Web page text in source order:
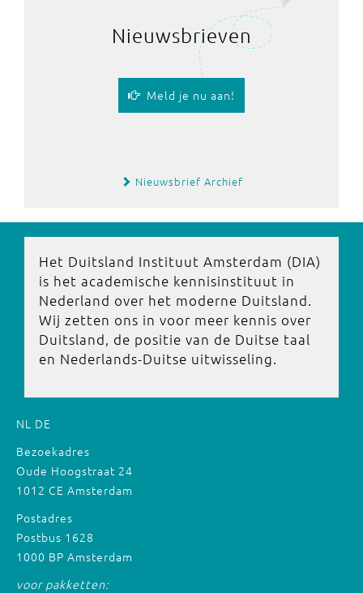
Nieuwsbrieven
Meld je nu aan!
Nieuwsbrief Archief
Het Duitsland Instituut Amsterdam (DIA)
is het academische kennisinstituut in
Nederland over het moderne Duitsland.
Wij zetten ons in voor meer kennis over
Duitsland, de positie van de Duitse taal
en Nederlands-Duitse uitwisseling.
NL DE
Bezoekadres
Oude Hoogstraat 24
1012 CE Amsterdam
Postadres
Postbus 1628
1000 BP Amsterdam
voor pakketten: